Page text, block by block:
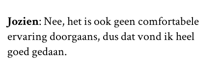
Jozien: Nee, het is ook geen comfortabele
ervaring doorgaans, dus dat vond ik heel
goed gedaan.